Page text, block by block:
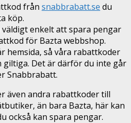
från snabbrabatt.se du
köp.
enkelt att spara pengar
för Bazta webbshop.
hemsida, så våra rabattkoder
giltiga. Det är därför du inte går
Snabbrabatt.
även andra rabattkoder till
än bara Bazta, här kan
också kan spara pengar.